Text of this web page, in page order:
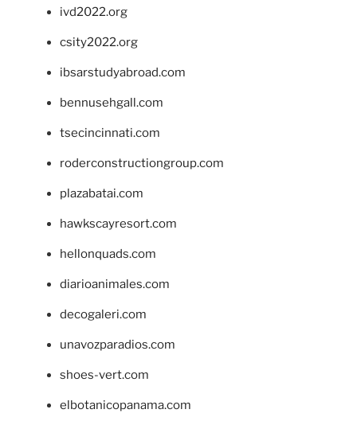
ivd2022.org
csity2022.org
ibsarstudyabroad.com
bennusehgall.com
tsecincinnati.com
roderconstructiongroup.com
plazabatai.com
hawkscayresort.com
hellonquads.com
diarioanimales.com
decogaleri.com
unavozparadios.com
shoes-vert.com
elbotanicopanama.com